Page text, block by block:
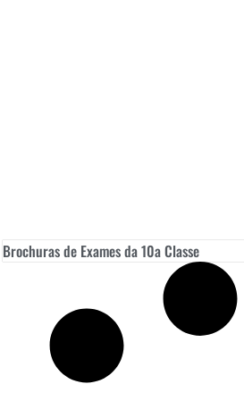
Brochuras de Exames da 10a Classe